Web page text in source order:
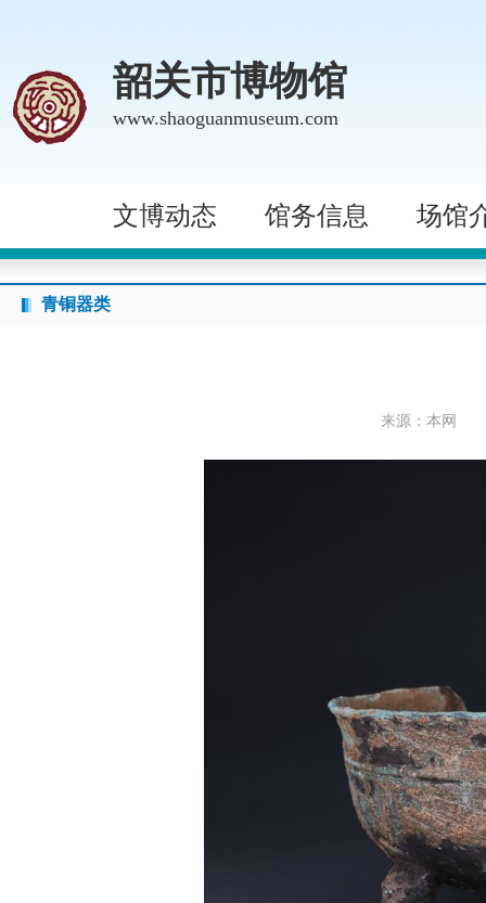
韶关市博物馆
www.shaoguanmuseum.com
文博动态 馆务信息 场馆
青铜器类
来源：本网